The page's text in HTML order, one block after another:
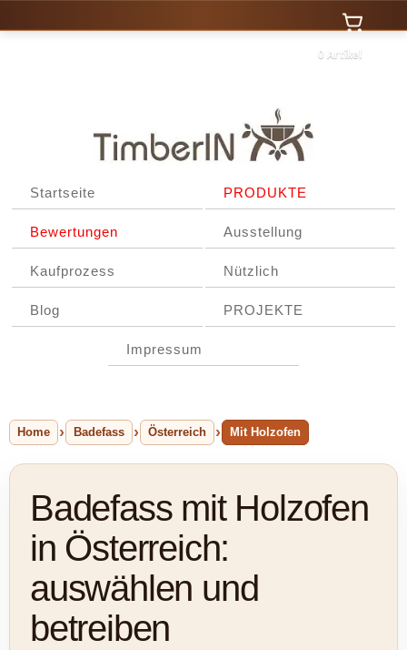
0 Artikel
Startseite PRODUKTE
Bewertungen Ausstellung
Kaufprozess Nützlich
Blog PROJEKTE
Impressum
Home Badefass Österreich Mit Holzofen
Badefass mit Holzofen
in Österreich:
auswählen und
betreiben